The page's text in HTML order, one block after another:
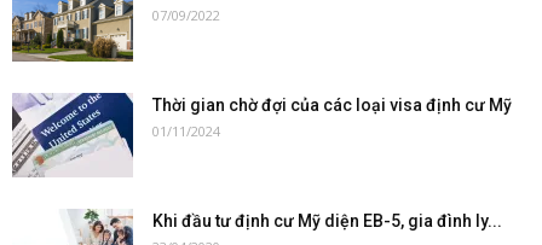
07/09/2022
Thời gian chờ đợi của các loại visa định cư Mỹ
01/11/2024
Khi đầu tư định cư Mỹ diện EB-5, gia đình ly...